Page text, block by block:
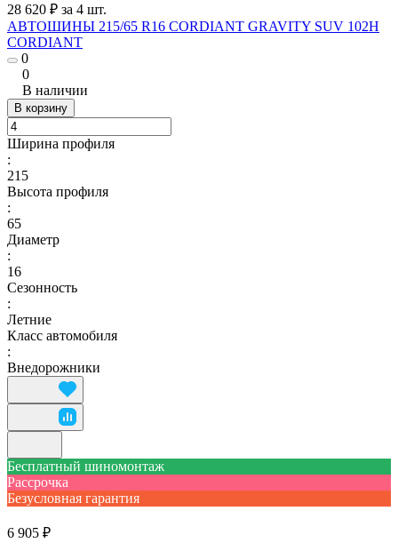
28 620 ₽ за 4 шт.
АВТОШИНЫ 215/65 R16 CORDIANT GRAVITY SUV 102H
CORDIANT
0
0
В наличии
В корзину
Ширина профиля
:
215
Высота профиля
:
65
Диаметр
:
16
Сезонность
:
Летние
Класс автомобиля
:
Внедорожники
Бесплатный шиномонтаж
Рассрочка
Безусловная гарантия
6 905 ₽